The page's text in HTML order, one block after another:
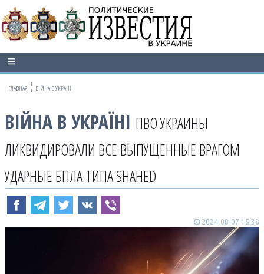
ГЛАВНАЯ ВІЙНА В УКРАЇНІ
ВІЙНА В УКРАЇНІ ПВО УКРАИНЫ
ЛИКВИДИРОВАЛИ ВСЕ ВЫПУЩЕННЫЕ ВРАГОМ
УДАРНЫЕ БПЛА ТИПА SHAHED
2024-08-07 15:38